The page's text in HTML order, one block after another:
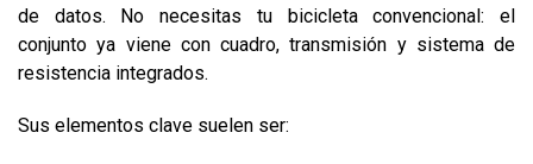
de datos. No necesitas tu bicicleta convencional: el
conjunto ya viene con cuadro, transmisión y sistema de
resistencia integrados.
Sus elementos clave suelen ser: